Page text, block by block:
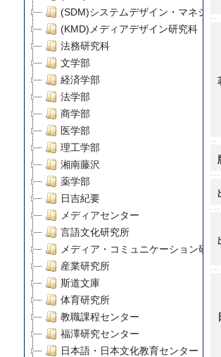
(SDM)システムデザイン・マネジメ
(KMD)メディアデザイン研究科
法務研究科
文学部
経済学部
法学部
商学部
医学部
理工学部
湘南藤沢
薬学部
日吉紀要
メディアセンター
言語文化研究所
メディア・コミュニケーション研究
産業研究所
斯道文庫
体育研究所
教職課程センター
福澤研究センター
日本語・日本文化教育センター